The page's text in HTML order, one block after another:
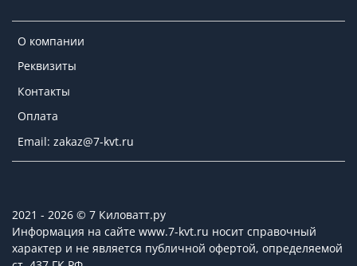
О компании
Реквизиты
Контакты
Оплата
Email: zakaz@7-kvt.ru
2021 - 2026 © 7 Киловатт.ру
Информация на сайте www.7-kvt.ru носит справочный
характер и не является публичной офертой, определяемой